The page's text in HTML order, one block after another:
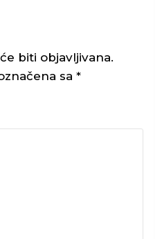
biti objavljivana.
sa *